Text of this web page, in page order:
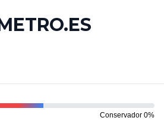
Conservador 0%